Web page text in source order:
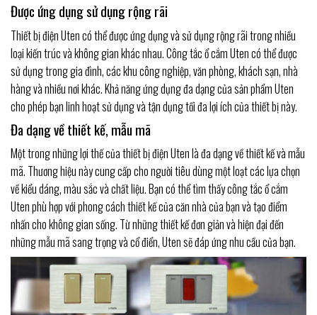
Được ứng dụng sử dụng rộng rãi
Thiết bị điện Uten có thể được ứng dụng và sử dụng rộng rãi trong nhiều
loại kiến trúc và không gian khác nhau. Công tắc ổ cắm Uten có thể được
sử dụng trong gia đình, các khu công nghiệp, văn phòng, khách sạn, nhà
hàng và nhiều nơi khác. Khả năng ứng dụng đa dạng của sản phẩm Uten
cho phép bạn linh hoạt sử dụng và tận dụng tối đa lợi ích của thiết bị này.
Đa dạng về thiết kế, mẫu mã
Một trong những lợi thế của thiết bị điện Uten là đa dạng về thiết kế và mẫu
mã. Thương hiệu này cung cấp cho người tiêu dùng một loạt các lựa chọn
về kiểu dáng, màu sắc và chất liệu. Bạn có thể tìm thấy công tắc ổ cắm
Uten phù hợp với phong cách thiết kế của căn nhà của bạn và tạo điểm
nhấn cho không gian sống. Từ những thiết kế đơn giản và hiện đại đến
những mẫu mã sang trọng và cổ điển, Uten sẽ đáp ứng nhu cầu của bạn.